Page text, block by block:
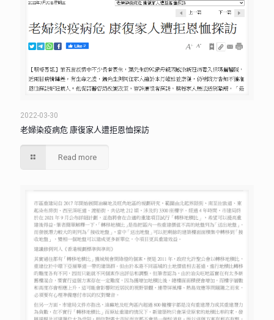
2022-03-30
老婦染疫病危 康復家人遭拒恩恤探訪
Read more